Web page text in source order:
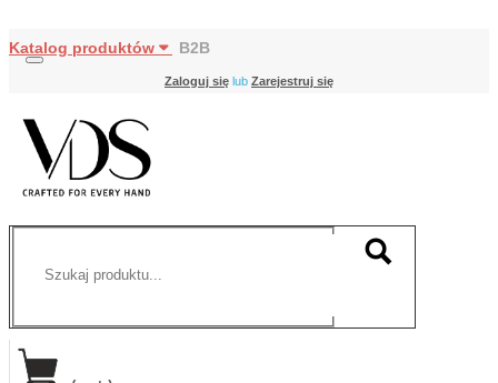
Katalog produktów B2B
Zaloguj się lub Zarejestruj się